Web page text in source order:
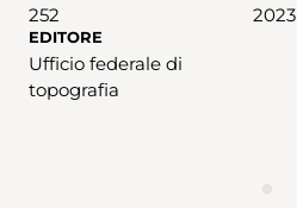
252 2023
EDITORE
Ufficio federale di
topografia